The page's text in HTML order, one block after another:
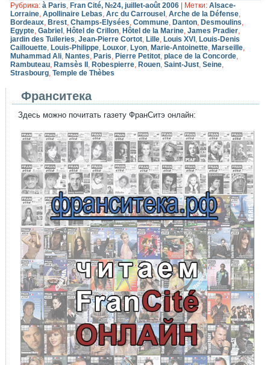
Рубрика: à Paris, Fran Cité, №24, juillet-août 2006 Метки: Alsace-
Lorraine,Apollinaire Lebas,Arc du Carrousel ,Arche de la Défense,
Bordeaux, Brest,Champs-Elysées,Commune, Danton, Desmoulins,
Egypte,Gabriel , Hôtel de Crillon, Hôtel de la Marine,James Pradier,
jardin des Tuileries,Jean-Pierre Cortot, Lille, Louis XVI , Louis-Denis
Caillouette, Louis-Philippe, Louxor, Lyon, Marie-Antoinette, Marseille,
Muhammad Ali, Nantes, Paris, Pierre Petitot,place de la Concorde,
Rambuteau, Ramsès II , Robespierre, Rouen,Saint-Just,Seine,
Strasbourg,Temple de Thèbes
Франситека
Здесь можно почитать газету ФранСитэ онлайн: